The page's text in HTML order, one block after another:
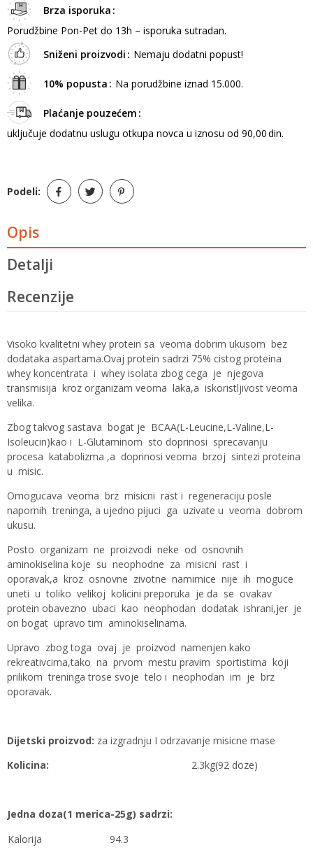
Brza isporuka
Porudžbine Pon-Pet do 13h – isporuka sutradan.
Sniženi proizvodi
Nemaju dodatni popust!
10% popusta Na porudžbine iznad 15.000.
Plaćanje pouzećem
uključuje dodatnu uslugu otkupa novca u iznosu od 90,00 din.
Podeli:
Opis
Detalji
Recenzije
Visoko kvalitetni whey protein sa veoma dobrim ukusom bez
dodataka aspartama.Ovaj protein sadrzi 75% cistog proteina
whey koncentrata i whey isolata zbog cega je njegova
transmisija kroz organizam veoma laka,a iskoristljivost veoma
velika.
Zbog takvog sastava bogat je BCAA(L-Leucine,L-Valine,L-
Isoleucin)kao i L-Glutaminom sto doprinosi sprecavanju
procesa katabolizma ,a doprinosi veoma brzoj sintezi proteina
u misic.
Omogucava veoma brz misicni rast i regeneraciju posle
napornih treninga, a ujedno pijuci ga uzivate u veoma dobrom
ukusu.
Posto organizam ne proizvodi neke od osnovnih
aminokiselina koje su neophodne za misicni rast i
oporavak,a kroz osnovne zivotne namirnice nije ih moguce
uneti u toliko velikoj kolicini preporuka je da se ovakav
protein obavezno ubaci kao neophodan dodatak ishrani,jer je
on bogat upravo tim aminokiselinama.
Upravo zbog toga ovaj je proizvod namenjen kako
rekreativcima,tako na prvom mestu pravim sportistima koji
prilikom treninga trose svoje telo i neophodan im je brz
oporavak.
Dijetski proizvod: za izgradnju I odrzavanje misicne mase
Kolicina: 2.3kg(92 doze)
Jedna doza(1 merica-25g) sadrzi:
Kalorija
94.3